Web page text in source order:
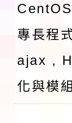
專長程
ajax ,
化與模